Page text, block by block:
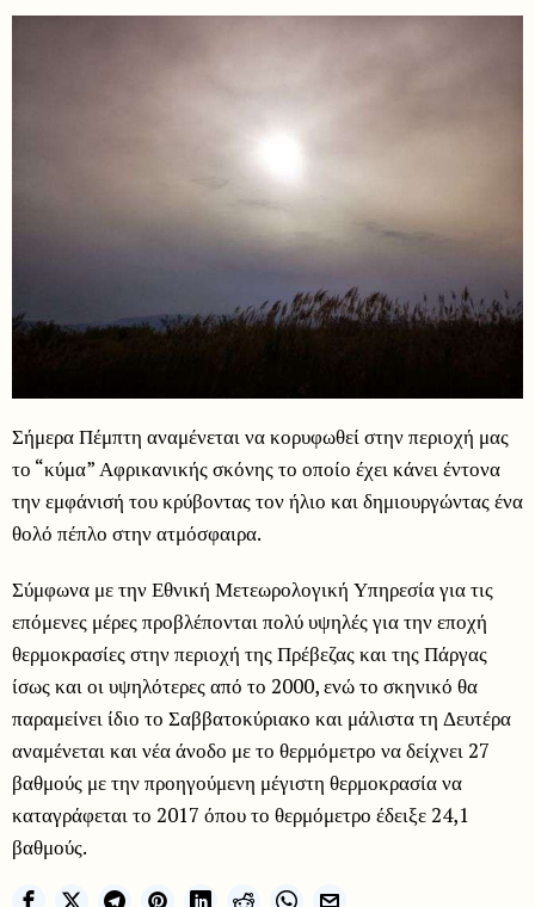
Σήμερα Πέμπτη αναμένεται να κορυφωθεί στην περιοχή μας
το “κύμα” Αφρικανικής σκόνης το οποίο έχει κάνει έντονα
την εμφάνισή του κρύβοντας τον ήλιο και δημιουργώντας ένα
θολό πέπλο στην ατμόσφαιρα.
Σύμφωνα με την Εθνική Μετεωρολογική Υπηρεσία για τις
επόμενες μέρες προβλέπονται πολύ υψηλές για την εποχή
θερμοκρασίες στην περιοχή της Πρέβεζας και της Πάργας
ίσως και οι υψηλότερες από το 2000, ενώ το σκηνικό θα
παραμείνει ίδιο το Σαββατοκύριακο και μάλιστα τη Δευτέρα
αναμένεται και νέα άνοδο με το θερμόμετρο να δείχνει 27
βαθμούς με την προηγούμενη μέγιστη θερμοκρασία να
καταγράφεται το 2017 όπου το θερμόμετρο έδειξε 24,1
βαθμούς.